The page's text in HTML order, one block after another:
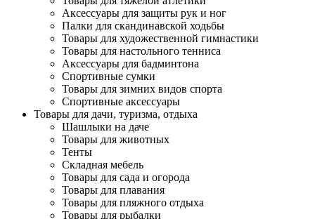
Аксессуары для защиты рук и ног
Палки для скандинавской ходьбы
Товары для художественной гимнастики
Товары для настольного тенниса
Аксессуары для бадминтона
Спортивные сумки
Товары для зимних видов спорта
Спортивные аксессуары
Товары для дачи, туризма, отдыха
Шашлыки на даче
Товары для животных
Тенты
Складная мебель
Товары для сада и огорода
Товары для плавания
Товары для пляжного отдыха
Товары для рыбалки